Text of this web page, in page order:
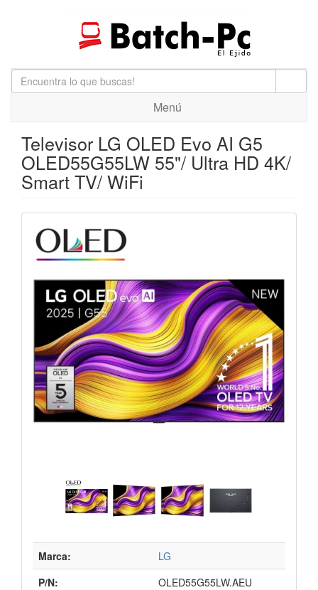
Menú
Televisor LG OLED Evo AI G5
OLED55G55LW 55"/ Ultra HD 4K/
Smart TV/ WiFi
Marca:
LG
P/N:
OLED55G55LW.AEU